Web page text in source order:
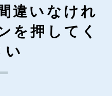
違いなけれ
を押してく
い